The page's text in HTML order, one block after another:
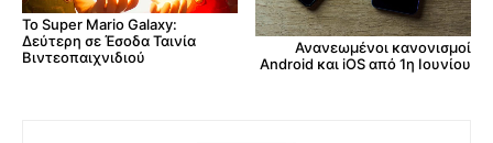
Το Super Mario Galaxy:
Δεύτερη σε Έσοδα Ταινία
Βιντεοπαιχνιδιού
Ανανεωμένοι κανονισμοί
Android και iOS από 1η Ιουνίου